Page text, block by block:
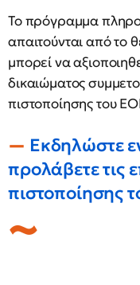
Το πρόγραμμα
απαιτούνται από το
μπορεί να
δικαιώματος
πιστοποίησης του
Εκδηλώστε
προλάβετε τις
πιστοποίησης